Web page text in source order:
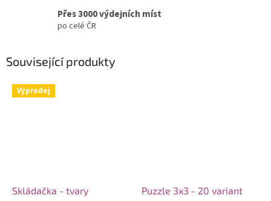
Přes 3000 výdejních míst
po celé ČR
Související produkty
Výprodej
Skládačka - tvary Puzzle 3x3 - 20 variant